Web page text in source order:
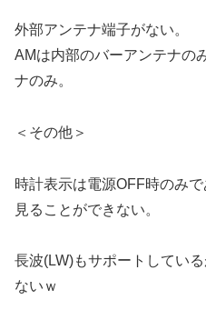
外部アンテナ端子がない。
AMは内部のバーアンテナの
ナのみ。
＜その他＞
時計表示は電源OFF時のみ
見ることができない。
長波(LW)もサポートしてい
ないｗ